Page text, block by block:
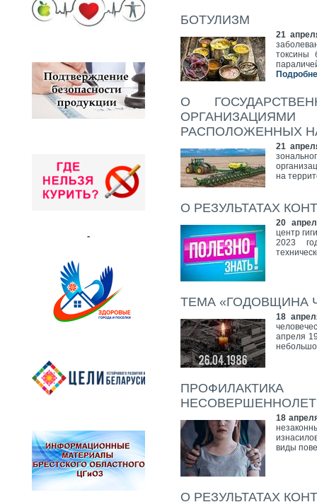
-
БОТУЛИЗМ
21
токсины
О
РАСПОЛОЖЕННЫХ
21
на
О РЕЗУЛЬТАТАХ
20
центр
2023
ТЕМА «ГОДОВЩИНА
18
апреля
18
виды
О РЕЗУЛЬТАТАХ